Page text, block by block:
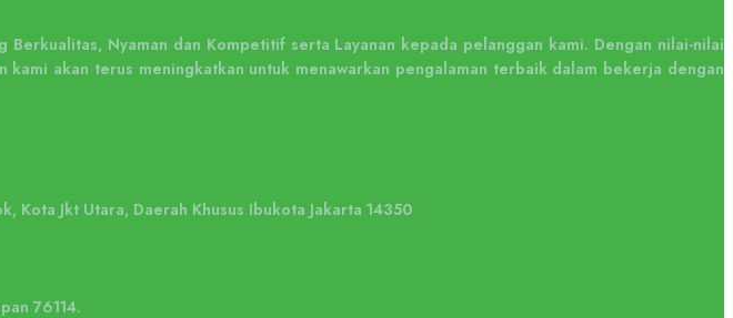
Nyaman dan Kompetitif serta Layanan kepada pelanggan kami. Dengan nilai-nilai
akan terus meningkatkan untuk menawarkan pengalaman terbaik dalam bekerja dengan
Kota Jkt Utara, Daerah Khusus Ibukota Jakarta 14350
76114.